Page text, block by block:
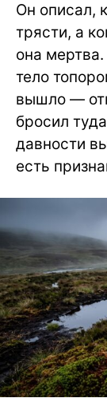
Он описал,
трясти, а
она
тело
вышло —
бросил
давности
есть